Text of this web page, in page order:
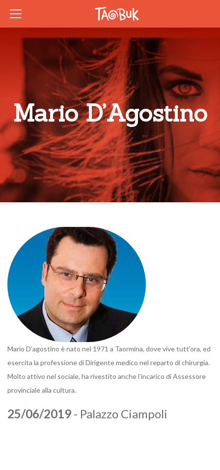
Mario D’Agostino
Mario D’agostino è nato nel 1971 a Taormina, dove vive tutt’ora, ed
esercita la professione di Dirigente medico nel reparto di chirurgia.
Molto attivo nel sociale, ha rivestito anche l’incarico di Assessore
provinciale alla cultura.
25/06/2019 - Palazzo Ciampoli